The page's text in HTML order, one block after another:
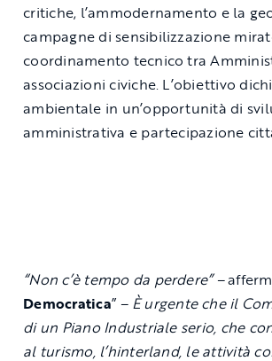
critiche, l’ammodernamento e la
campagne di sensibilizzazione
coordinamento tecnico tra
associazioni civiche. L’obiettivo
ambientale in un’opportunità di
amministrativa e partecipazione
“Non c’è tempo da perdere” –
Democratica” – È urgente che il
di un Piano Industriale serio, che
al turismo, l’hinterland, le attività